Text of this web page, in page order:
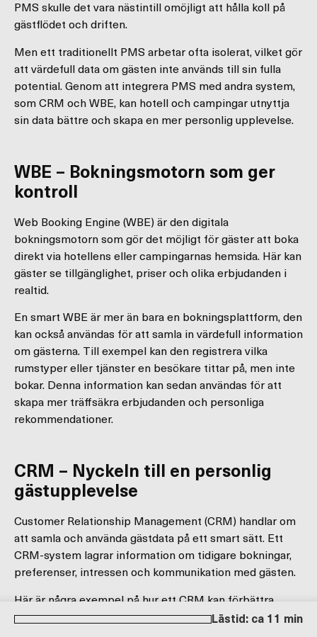
PMS skulle det vara nästintill omöjligt att hålla koll på
gästflödet och driften.
Men ett traditionellt PMS arbetar ofta isolerat, vilket gör
att värdefull data om gästen inte används till sin fulla
potential. Genom att integrera PMS med andra system,
som CRM och WBE, kan hotell och campingar utnyttja
sin data bättre och skapa en mer personlig upplevelse.
WBE – Bokningsmotorn som ger
kontroll
Web Booking Engine (WBE) är den digitala
bokningsmotorn som gör det möjligt för gäster att boka
direkt via hotellens eller campingarnas hemsida. Här kan
gäster se tillgänglighet, priser och olika erbjudanden i
realtid.
En smart WBE är mer än bara en bokningsplattform, den
kan också användas för att samla in värdefull information
om gästerna. Till exempel kan den registrera vilka
rumstyper eller tjänster en besökare tittar på, men inte
bokar. Denna information kan sedan användas för att
skapa mer träffsäkra erbjudanden och personliga
rekommendationer.
CRM – Nyckeln till en personlig
gästupplevelse
Customer Relationship Management (CRM) handlar om
att samla och använda gästdata på ett smart sätt. Ett
CRM-system lagrar information om tidigare bokningar,
preferenser, intressen och kommunikation med gästen.
Här är några exempel på hur ett CRM kan förbättra
gästupplevelsen:
Lästid: ca 11 min